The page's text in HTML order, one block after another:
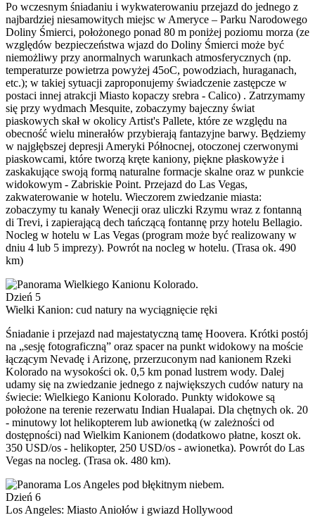
Po wczesnym śniadaniu i wykwaterowaniu przejazd do jednego z
najbardziej niesamowitych miejsc w Ameryce – Parku Narodowego
Doliny Śmierci, położonego ponad 80 m poniżej poziomu morza (ze
względów bezpieczeństwa wjazd do Doliny Śmierci może być
niemożliwy przy anormalnych warunkach atmosferycznych (np.
temperaturze powietrza powyżej 45oC, powodziach, huraganach,
etc.); w takiej sytuacji zaproponujemy świadczenie zastępcze w
postaci innej atrakcji Miasto kopaczy srebra - Calico) . Zatrzymamy
się przy wydmach Mesquite, zobaczymy bajeczny świat
piaskowych skał w okolicy Artist's Pallete, które ze względu na
obecność wielu minerałów przybierają fantazyjne barwy. Będziemy
w najgłębszej depresji Ameryki Północnej, otoczonej czerwonymi
piaskowcami, które tworzą kręte kaniony, piękne płaskowyże i
zaskakujące swoją formą naturalne formacje skalne oraz w punkcie
widokowym - Zabriskie Point. Przejazd do Las Vegas,
zakwaterowanie w hotelu. Wieczorem zwiedzanie miasta:
zobaczymy tu kanały Wenecji oraz uliczki Rzymu wraz z fontanną
di Trevi, i zapierającą dech tańczącą fontannę przy hotelu Bellagio.
Nocleg w hotelu w Las Vegas (program może być realizowany w
dniu 4 lub 5 imprezy). Powrót na nocleg w hotelu. (Trasa ok. 490
km)
Dzień 5
Wielki Kanion: cud natury na wyciągnięcie ręki
Śniadanie i przejazd nad majestatyczną tamę Hoovera. Krótki postój
na „sesję fotograficzną” oraz spacer na punkt widokowy na moście
łączącym Nevadę i Arizonę, przerzuconym nad kanionem Rzeki
Kolorado na wysokości ok. 0,5 km ponad lustrem wody. Dalej
udamy się na zwiedzanie jednego z największych cudów natury na
świecie: Wielkiego Kanionu Kolorado. Punkty widokowe są
położone na terenie rezerwatu Indian Hualapai. Dla chętnych ok. 20
- minutowy lot helikopterem lub awionetką (w zależności od
dostępności) nad Wielkim Kanionem (dodatkowo płatne, koszt ok.
350 USD/os - helikopter, 250 USD/os - awionetka). Powrót do Las
Vegas na nocleg. (Trasa ok. 480 km).
Dzień 6
Los Angeles: Miasto Aniołów i gwiazd Hollywood